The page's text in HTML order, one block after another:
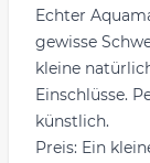
Echter
gewisse
kleine
Einschlüsse.
künstlich.
Preis: Ein